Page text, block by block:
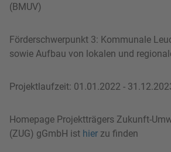
(BMUV)
Förderschwerpunkt 3: Kommunale
sowie Aufbau von lokalen und
Projektlaufzeit: 01.01.2022 -
Homepage Projektträgers Zukunft-
(ZUG) gGmbH ist hier zu finden